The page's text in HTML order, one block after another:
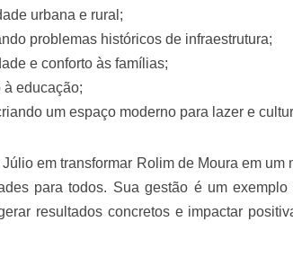
de Flechinha, o bebe coelho – Vídeo em Português
urbana e rural;
problemas históricos de infraestrutura;
e conforto às famílias;
à educação;
um espaço moderno para lazer e
em transformar Rolim de Moura em um
para todos. Sua gestão é um exemplo
resultados concretos e impactar